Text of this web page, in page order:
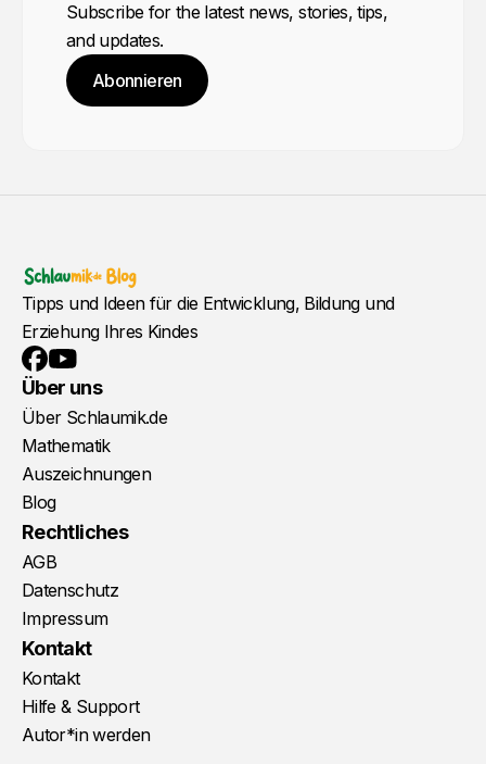
Subscribe for the latest news, stories, tips,
and updates.
Abonnieren
Tipps und Ideen für die Entwicklung, Bildung und
Erziehung Ihres Kindes
Facebook
YouTube
Über uns
Über Schlaumik.de
Mathematik
Auszeichnungen
Blog
Rechtliches
AGB
Datenschutz
Impressum
Kontakt
Kontakt
Hilfe & Support
Autor*in werden